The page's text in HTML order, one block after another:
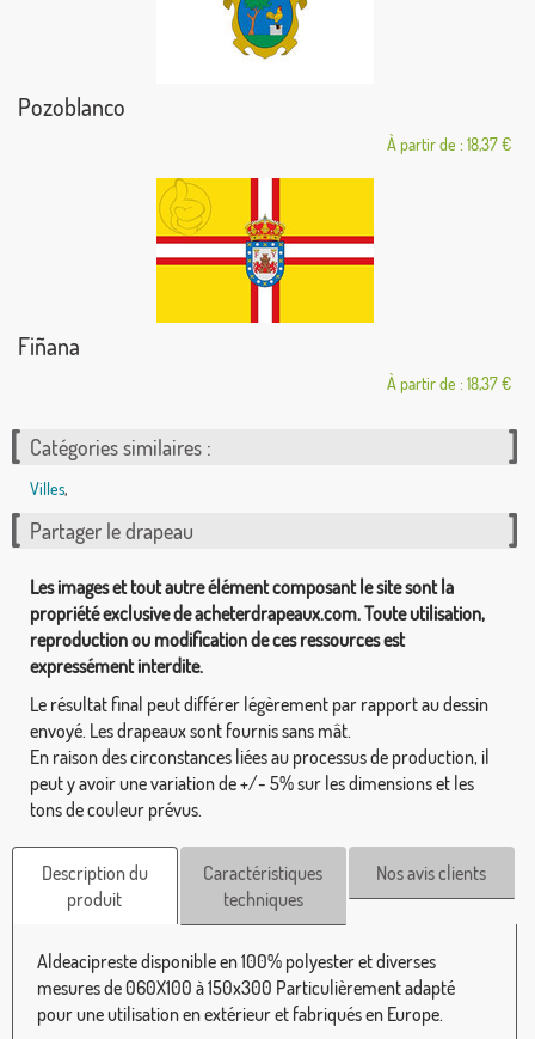
Pozoblanco
À partir de : 18,37 €
Fiñana
À partir de : 18,37 €
Catégories similaires :
Villes,
Partager le drapeau
Les images et tout autre élément composant le site sont la
propriété exclusive de acheterdrapeaux.com. Toute utilisation,
reproduction ou modification de ces ressources est
expressément interdite.
Le résultat final peut différer légèrement par rapport au dessin
envoyé. Les drapeaux sont fournis sans mât.
En raison des circonstances liées au processus de production, il
peut y avoir une variation de +/- 5% sur les dimensions et les
tons de couleur prévus.
Description du
produit
Caractéristiques
techniques
Nos avis clients
Aldeacipreste disponible en 100% polyester et diverses
mesures de 060X100 à 150x300 Particulièrement adapté
pour une utilisation en extérieur et fabriqués en Europe.